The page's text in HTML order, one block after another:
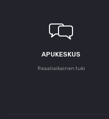
APUKESKUS
Reaaliaikainen tuki